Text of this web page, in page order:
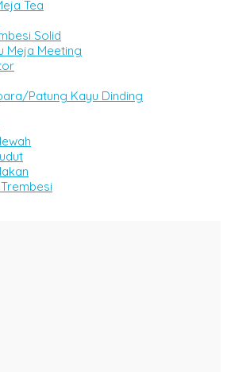
Tea
Solid
Meja Meeting
Patung Kayu Dinding